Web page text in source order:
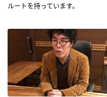
ルートを持っています。